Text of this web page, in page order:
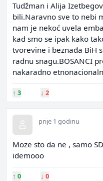
Tudžman i Alija
bili.Naravno sve to nebi
nam je nekoć uvela
kad smo se ipak kako
tvorevine i beznađa BiH
radnu snagu.BOSANCI
nakaradno
↑ 3 ↓ 2
prije 1 godinu
Moze sto da ne , samo
idemooo
↑ 0 ↓ 0